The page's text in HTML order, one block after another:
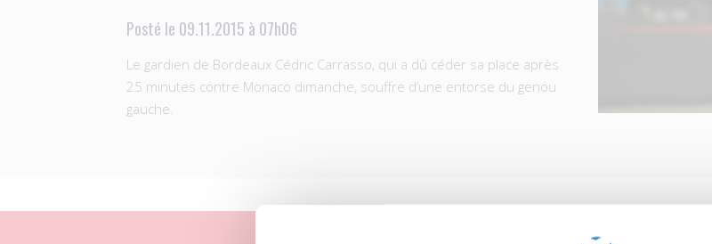
Posté le 09.11.2015 à 07h06
Le gardien de Bordeaux Cédric Carrasso, qui a dû céder sa place après
25 minutes contre Monaco dimanche, souffre d’une entorse du genou
gauche.